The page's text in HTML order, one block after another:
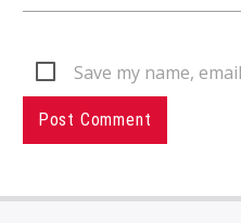
Save my name,